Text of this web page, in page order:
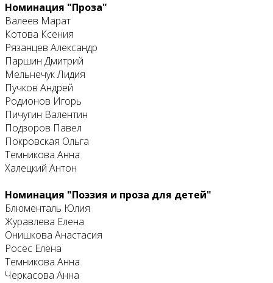
Номинация "Проза"
Валеев Марат
Котова Ксения
Рязанцев Александр
Паршин Дмитрий
Мельнечук Лидия
Пучков Андрей
Родионов Игорь
Пичугин Валентин
Подзоров Павел
Покровская Ольга
Темникова Анна
Халецкий Антон
Номинация "Поэзия и проза для детей"
Блюменталь Юлия
Журавлева Елена
Онишкова Анастасия
Росес Елена
Темникова Анна
Черкасова Анна